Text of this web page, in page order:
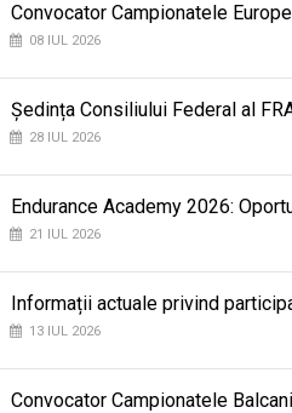
Convocator Campionatele
08 IUL 2026
Ședința Consiliului Federal al
28 IUL 2026
Endurance Academy 2026:
21 IUL 2026
Informații actuale privind
13 IUL 2026
Convocator Campionatele